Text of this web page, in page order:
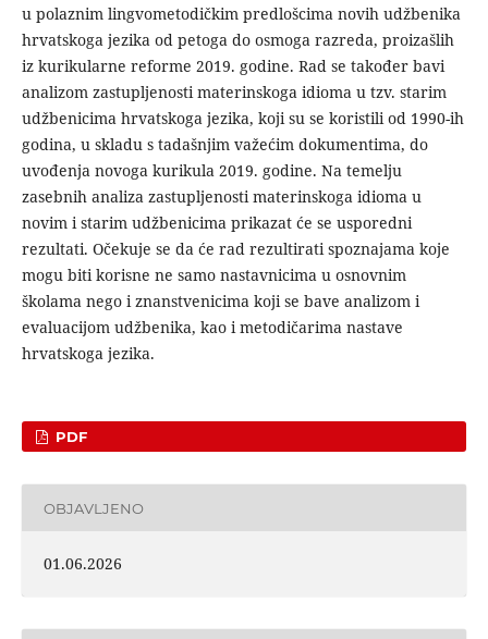
u polaznim lingvometodičkim predlošcima novih udžbenika
hrvatskoga jezika od petoga do osmoga razreda, proizašlih
iz kurikularne reforme 2019. godi­ne. Rad se također bavi
analizom zastupljenosti materinskoga idioma u tzv. starim
udžbenicima hrvatskoga jezika, koji su se koristili od 1990-ih
godina, u skladu s tadašnjim važećim doku­mentima, do
uvođenja novoga kurikula 2019. godine. Na teme­lju
zasebnih analiza zastupljenosti materinskoga idioma u
novim i starim udžbenicima prikazat će se usporedni
rezultati. Očekuje se da će rad rezultirati spoznajama koje
mogu biti korisne ne samo nastavnicima u osnovnim
školama nego i znanstvenicima koji se bave analizom i
evaluacijom udžbenika, kao i metodiča­rima nastave
hrvatskoga jezika.
PDF
OBJAVLJENO
01.06.2026